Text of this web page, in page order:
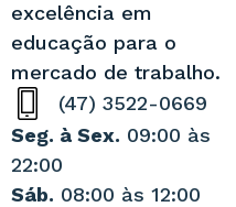
excelência em
educação para o
mercado de trabalho.
(47) 3522-0669
Seg. à Sex. 09:00 às
22:00
Sáb. 08:00 às 12:00